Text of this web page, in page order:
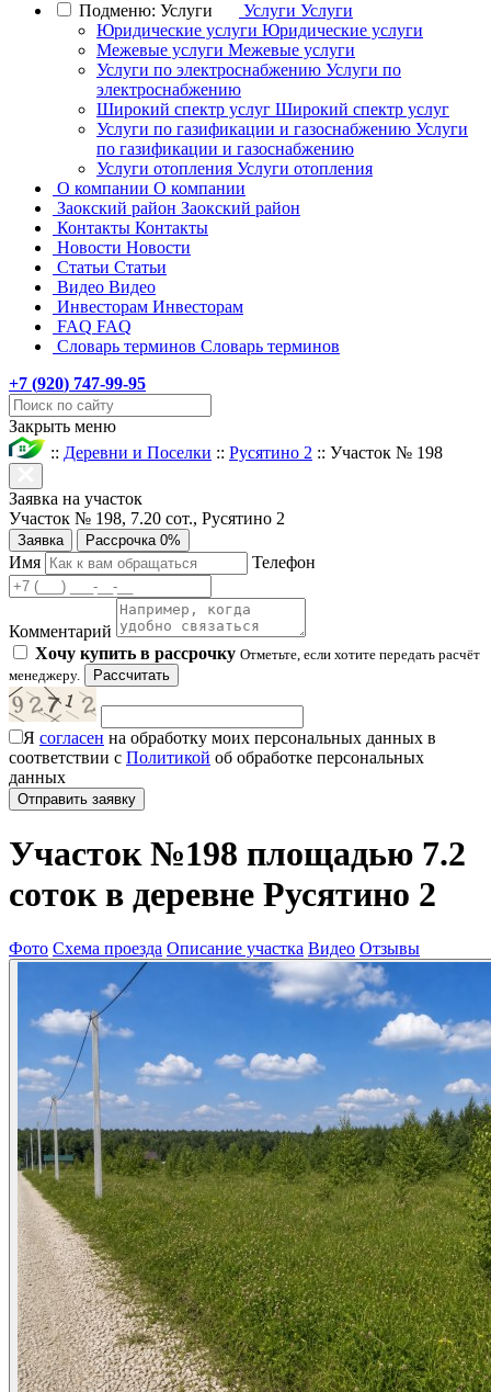
Подменю: Услуги
Услуги Услуги
Юридические услуги Юридические услуги
Межевые услуги Межевые услуги
Услуги по электроснабжению Услуги по
электроснабжению
Широкий спектр услуг Широкий спектр услуг
Услуги по газификации и газоснабжению Услуги
по газификации и газоснабжению
Услуги отопления Услуги отопления
О компании О компании
Заокский район Заокский район
Контакты Контакты
Новости Новости
Статьи Статьи
Видео Видео
Инвесторам Инвесторам
FAQ FAQ
Словарь терминов Словарь терминов
+7 (920) 747-99-95
Закрыть меню
:: Деревни и Поселки :: Русятино 2 :: Участок № 198
Заявка на участок
Участок № 198, 7.20 сот., Русятино 2
Заявка Рассрочка 0%
Имя Телефон
Комментарий
Хочу купить в рассрочку Отметьте, если хотите передать расчёт
менеджеру.
Рассчитать
Я согласен на обработку моих персональных данных в
соответствии с Политикой об обработке персональных
данных
Участок №198 площадью 7.2
соток в деревне Русятино 2
Фото Схема проезда Описание участка Видео Отзывы